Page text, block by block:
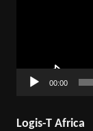
00:00
Logis-T Africa